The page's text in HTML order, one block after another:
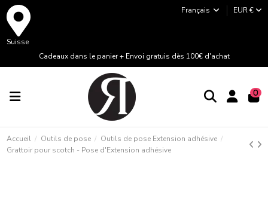
Suisse
Cadeaux dans le panier + Envoi gratuis dès 100€ d'achat
Français EUR €
0
Accueil Outils de pose
Outils de pose Extension adhésive
Grattoir pour scotch - Pose d'Extension adhésive